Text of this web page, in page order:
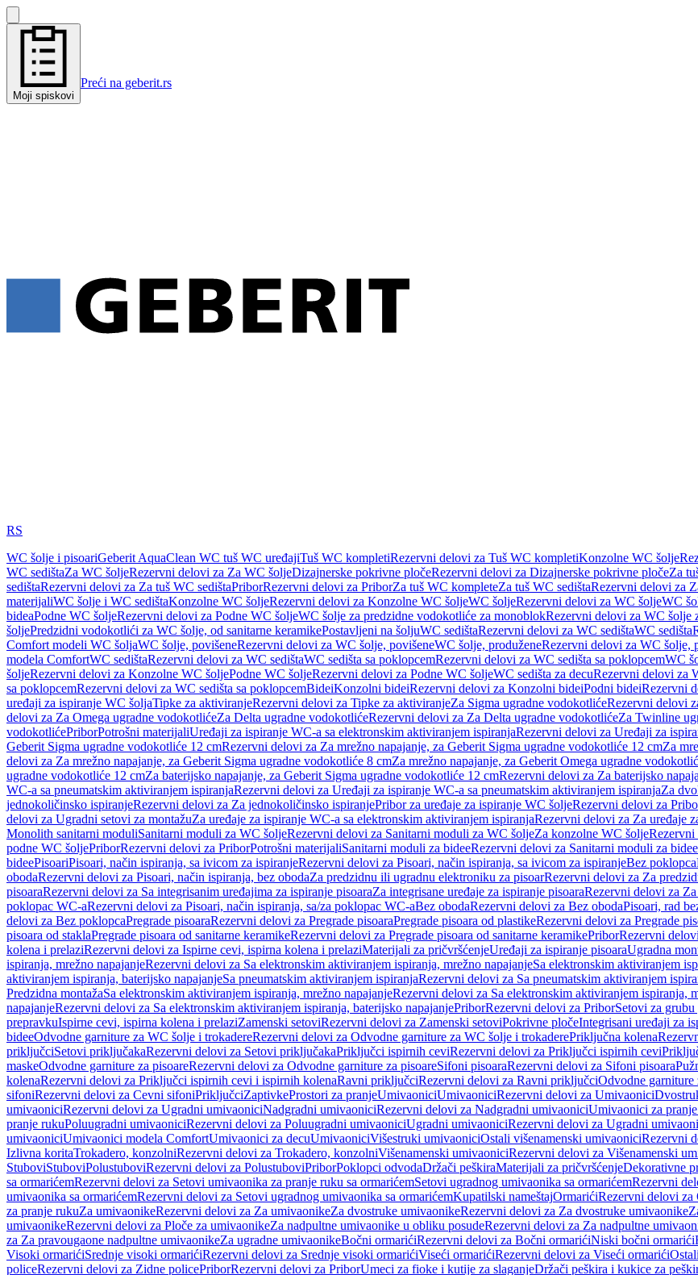
Moji spiskovi
Preći na geberit.rs
RS
WC šolje i pisoariGeberit AquaClean WC tuš WC uređajiTuš WC kompletiRezervni delovi za Tuš WC kompletiKonzolne WC šolje
WC sedištaZa WC šoljeRezervni delovi za Za WC šoljeDizajnerske pokrivne pločeRezervni delovi za Dizajnerske pokrivne pločeZa
sedištaRezervni delovi za Za tuš WC sedištaPriborRezervni delovi za PriborZa tuš WC kompleteZa tuš WC sedištaRezervni delovi za
materijaliWC šolje i WC sedištaKonzolne WC šoljeRezervni delovi za Konzolne WC šoljeWC šoljeRezervni delovi za WC šoljeWC
bideaPodne WC šoljeRezervni delovi za Podne WC šoljeWC šolje za predzidne vodokotliće za monoblokRezervni delovi za WC šolje
šoljePredzidni vodokotlići za WC šolje, od sanitarne keramikePostavljeni na šoljuWC sedištaRezervni delovi za WC sedištaWC sedišta
Comfort modeli WC šoljaWC šolje, povišeneRezervni delovi za WC šolje, povišeneWC šolje, produženeRezervni delovi za WC šolje,
modela ComfortWC sedištaRezervni delovi za WC sedištaWC sedišta sa poklopcemRezervni delovi za WC sedišta sa poklopcemWC
šoljeRezervni delovi za Konzolne WC šoljePodne WC šoljeRezervni delovi za Podne WC šoljeWC sedišta za decuRezervni delovi za
sa poklopcemRezervni delovi za WC sedišta sa poklopcemBideiKonzolni bideiRezervni delovi za Konzolni bideiPodni bideiRezervni
uređaji za ispiranje WC šoljaTipke za aktiviranjeRezervni delovi za Tipke za aktiviranjeZa Sigma ugradne vodokotlićeRezervni delovi
delovi za Za Omega ugradne vodokotlićeZa Delta ugradne vodokotlićeRezervni delovi za Za Delta ugradne vodokotlićeZa Twinline
vodokotlićePriborPotrošni materijaliUređaji za ispiranje WC-a sa elektronskim aktiviranjem ispiranjaRezervni delovi za Uređaji za
Geberit Sigma ugradne vodokotliće 12 cmRezervni delovi za Za mrežno napajanje, za Geberit Sigma ugradne vodokotliće 12 cmZa
delovi za Za mrežno napajanje, za Geberit Sigma ugradne vodokotliće 8 cmZa mrežno napajanje, za Geberit Omega ugradne
ugradne vodokotliće 12 cmZa baterijsko napajanje, za Geberit Sigma ugradne vodokotliće 12 cmRezervni delovi za Za baterijsko
WC-a sa pneumatskim aktiviranjem ispiranjaRezervni delovi za Uređaji za ispiranje WC-a sa pneumatskim aktiviranjem ispiranjaZa
jednokoličinsko ispiranjeRezervni delovi za Za jednokoličinsko ispiranjePribor za uređaje za ispiranje WC šoljeRezervni delovi za
delovi za Ugradni setovi za montažuZa uređaje za ispiranje WC-a sa elektronskim aktiviranjem ispiranjaRezervni delovi za Za uređaje
Monolith sanitarni moduliSanitarni moduli za WC šoljeRezervni delovi za Sanitarni moduli za WC šoljeZa konzolne WC šolje
podne WC šoljePriborRezervni delovi za PriborPotrošni materijaliSanitarni moduli za bideeRezervni delovi za Sanitarni moduli za bidee
bideePisoariPisoari, način ispiranja, sa ivicom za ispiranjeRezervni delovi za Pisoari, način ispiranja, sa ivicom za ispiranjeBez poklopca
obodaRezervni delovi za Pisoari, način ispiranja, bez obodaZa predzidnu ili ugradnu elektroniku za pisoarRezervni delovi za Za
pisoaraRezervni delovi za Sa integrisanim uređajima za ispiranje pisoaraZa integrisane uređaje za ispiranje pisoaraRezervni delovi za
poklopac WC-aRezervni delovi za Pisoari, način ispiranja, sa/za poklopac WC-aBez obodaRezervni delovi za Bez obodaPisoari, rad
delovi za Bez poklopcaPregrade pisoaraRezervni delovi za Pregrade pisoaraPregrade pisoara od plastikeRezervni delovi za Pregrade
pisoara od staklaPregrade pisoara od sanitarne keramikeRezervni delovi za Pregrade pisoara od sanitarne keramikePriborRezervni
kolena i prelaziRezervni delovi za Ispirne cevi, ispirna kolena i prelaziMaterijali za pričvršćenjeUređaji za ispiranje pisoaraUgradna
ispiranja, mrežno napajanjeRezervni delovi za Sa elektronskim aktiviranjem ispiranja, mrežno napajanjeSa elektronskim aktiviranjem
aktiviranjem ispiranja, baterijsko napajanjeSa pneumatskim aktiviranjem ispiranjaRezervni delovi za Sa pneumatskim aktiviranjem
Predzidna montažaSa elektronskim aktiviranjem ispiranja, mrežno napajanjeRezervni delovi za Sa elektronskim aktiviranjem ispiranja,
napajanjeRezervni delovi za Sa elektronskim aktiviranjem ispiranja, baterijsko napajanjePriborRezervni delovi za PriborSetovi za
prepravkuIspirne cevi, ispirna kolena i prelaziZamenski setoviRezervni delovi za Zamenski setoviPokrivne pločeIntegrisani uređaji za
bideeOdvodne garniture za WC šolje i trokadereRezervni delovi za Odvodne garniture za WC šolje i trokaderePriključna kolena
priključciSetovi priključakaRezervni delovi za Setovi priključakaPriključci ispirnih ceviRezervni delovi za Priključci ispirnih cevi
maskeOdvodne garniture za pisoareRezervni delovi za Odvodne garniture za pisoareSifoni pisoaraRezervni delovi za Sifoni pisoara
kolenaRezervni delovi za Priključci ispirnih cevi i ispirnih kolenaRavni priključciRezervni delovi za Ravni priključciOdvodne garniture
sifoniRezervni delovi za Cevni sifoniPriključciZaptivkeProstori za pranjeUmivaoniciUmivaoniciRezervni delovi za Umivaonici
umivaoniciRezervni delovi za Ugradni umivaoniciNadgradni umivaoniciRezervni delovi za Nadgradni umivaoniciUmivaonici za
pranje rukuPoluugradni umivaoniciRezervni delovi za Poluugradni umivaoniciUgradni umivaoniciRezervni delovi za Ugradni
umivaoniciUmivaonici modela ComfortUmivaonici za decuUmivaoniciVišestruki umivaoniciOstali višenamenski umivaoniciRezervni
Izlivna koritaTrokadero, konzolniRezervni delovi za Trokadero, konzolniVišenamenski umivaoniciRezervni delovi za Višenamenski
StuboviStuboviPolustuboviRezervni delovi za PolustuboviPriborPoklopci odvodaDržači peškiraMaterijali za pričvršćenjeDekorativne
sa ormarićemRezervni delovi za Setovi umivaonika za pranje ruku sa ormarićemSetovi ugradnog umivaonika sa ormarićemRezervni
umivaonika sa ormarićemRezervni delovi za Setovi ugradnog umivaonika sa ormarićemKupatilski nameštajOrmarićiRezervni delovi za
za pranje rukuZa umivaonikeRezervni delovi za Za umivaonikeZa dvostruke umivaonikeRezervni delovi za Za dvostruke umivaonike
umivaonikeRezervni delovi za Ploče za umivaonikeZa nadpultne umivaonike u obliku posudeRezervni delovi za Za nadpultne
za Za pravougaone nadpultne umivaonikeZa ugradne umivaonikeBočni ormarićiRezervni delovi za Bočni ormarićiNiski bočni ormarići
Visoki ormarićiSrednje visoki ormarićiRezervni delovi za Srednje visoki ormarićiViseći ormarićiRezervni delovi za Viseći ormarići
policeRezervni delovi za Zidne policePriborRezervni delovi za PriborUmeci za fioke i kutije za slaganjeDržači peškira i kukice za